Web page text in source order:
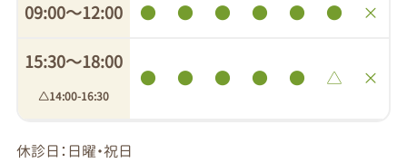
09:00〜12:00 ● ● ● ● ● ● ×
15:30〜18:00
△14:00-16:30
● ● ● ● ● △ ×
休診日：日曜・祝日